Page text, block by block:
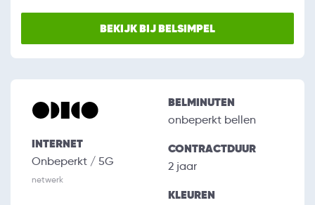
BEKIJK BIJ BELSIMPEL
INTERNET
Onbeperkt / 5G
netwerk
BELMINUTEN
onbeperkt bellen
CONTRACTDUUR
2 jaar
KLEUREN